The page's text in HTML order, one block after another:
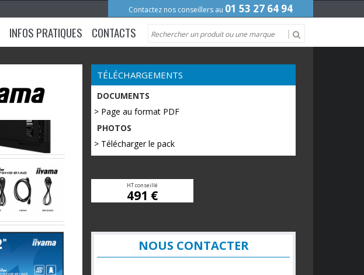
Contactez nos conseillers au 01 53 27 64 94
INFOS PRATIQUES CONTACTS
TÉLÉCHARGEMENTS
DOCUMENTS
> Page au format PDF
PHOTOS
> Télécharger le pack
HT conseillé
491 €
NOUS CONTACTER